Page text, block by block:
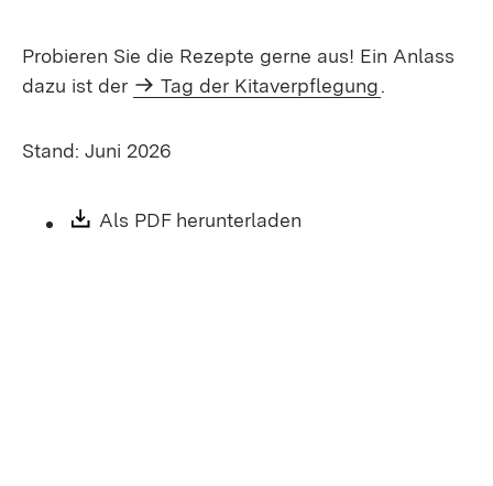
Probieren Sie die Rezepte gerne aus! Ein Anlass
dazu ist der
Tag der Kitaverpflegung.
Stand: Juni 2026
Download:
Als PDF herunterladen